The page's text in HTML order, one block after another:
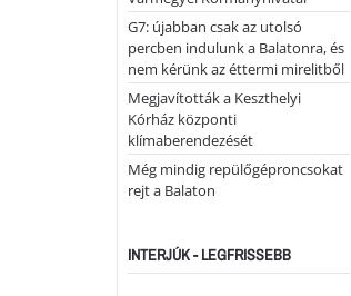
G7: újabban csak az utolsó
percben indulunk a Balatonra, és
nem kérünk az éttermi mirelitből
Megjavították a Keszthelyi
Kórház központi
klímaberendezését
Még mindig repülőgéproncsokat
rejt a Balaton
INTERJÚK - LEGFRISSEBB